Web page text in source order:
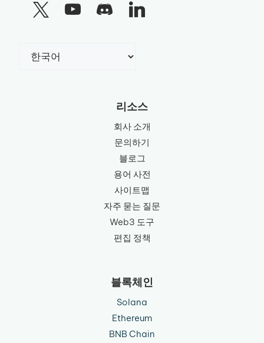
Choose
리소스
회사 소개
문의하기
블로그
용어 사전
사이트맵
자주 묻는 질문
Web3 도구
편집 정책
블록체인
Solana
Ethereum
BNB Chain